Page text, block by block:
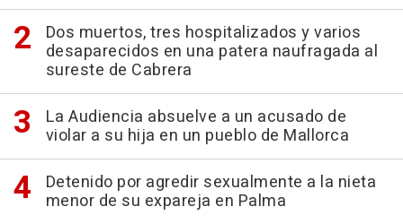
Dos muertos, tres hospitalizados y varios
desaparecidos en una patera naufragada al
sureste de Cabrera
La Audiencia absuelve a un acusado de
violar a su hija en un pueblo de Mallorca
Detenido por agredir sexualmente a la nieta
menor de su expareja en Palma